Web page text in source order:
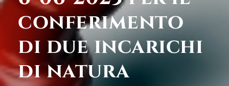
conferimento
di due incarichi
di natura